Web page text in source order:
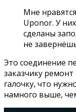
Мне
Uponor. У
сделаны
не
Это соединение
заказчику ремонт
галочку, что
намного выше,